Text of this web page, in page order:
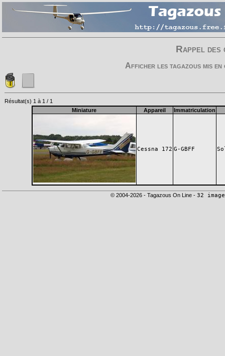
Rappel
Afficher les tagazous mis en
Résultat(s) 1 à 1 / 1
Miniature
Appareil Immatriculation
Cessna 172 G-GBFF
© 2004-2026 - Tagazous On Line - 32